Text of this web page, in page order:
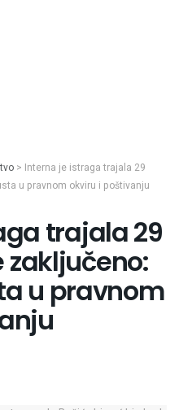
> Interna je istraga trajala 29
u pravnom okviru i poštivanju
trajala 29
u pravnom